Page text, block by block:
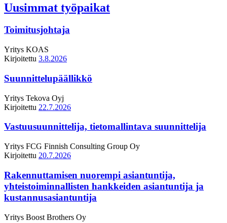
Uusimmat työpaikat
Toimitusjohtaja
Yritys KOAS
Kirjoitettu 3.8.2026
Suunnittelupäällikkö
Yritys Tekova Oyj
Kirjoitettu 22.7.2026
Vastuusuunnittelija, tietomallintava suunnittelija
Yritys FCG Finnish Consulting Group Oy
Kirjoitettu 20.7.2026
Rakennuttamisen nuorempi asiantuntija,
yhteistoiminnallisten hankkeiden asiantuntija ja
kustannusasiantuntija
Yritys Boost Brothers Oy